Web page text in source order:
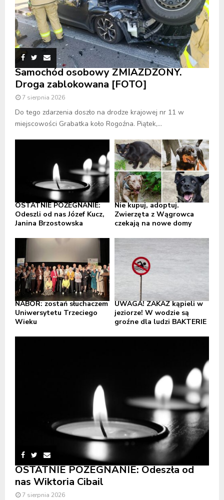
Samochód osobowy ZMIAŻDŻONY.
Droga zablokowana [FOTO]
7 sierpnia 2026
Do tego zdarzenia doszło na drodze krajowej nr 11 w
miejscowości Grabatka koło Rogoźna. Piątek,...
OSTATNIE POŻEGNANIE:
Odeszli od nas Józef Kucz,
Janina Brzostowska
Nie kupuj, adoptuj.
Zwierzęta z Wągrowca
czekają na nowe domy
NABÓR: zostań słuchaczem
Uniwersytetu Trzeciego
Wieku
UWAGA! ZAKAZ kąpieli w
jeziorze! W wodzie są
groźne dla ludzi BAKTERIE
OSTATNIE POŻEGNANIE: Odeszła od
nas Wiktoria Cibail
7 sierpnia 2026